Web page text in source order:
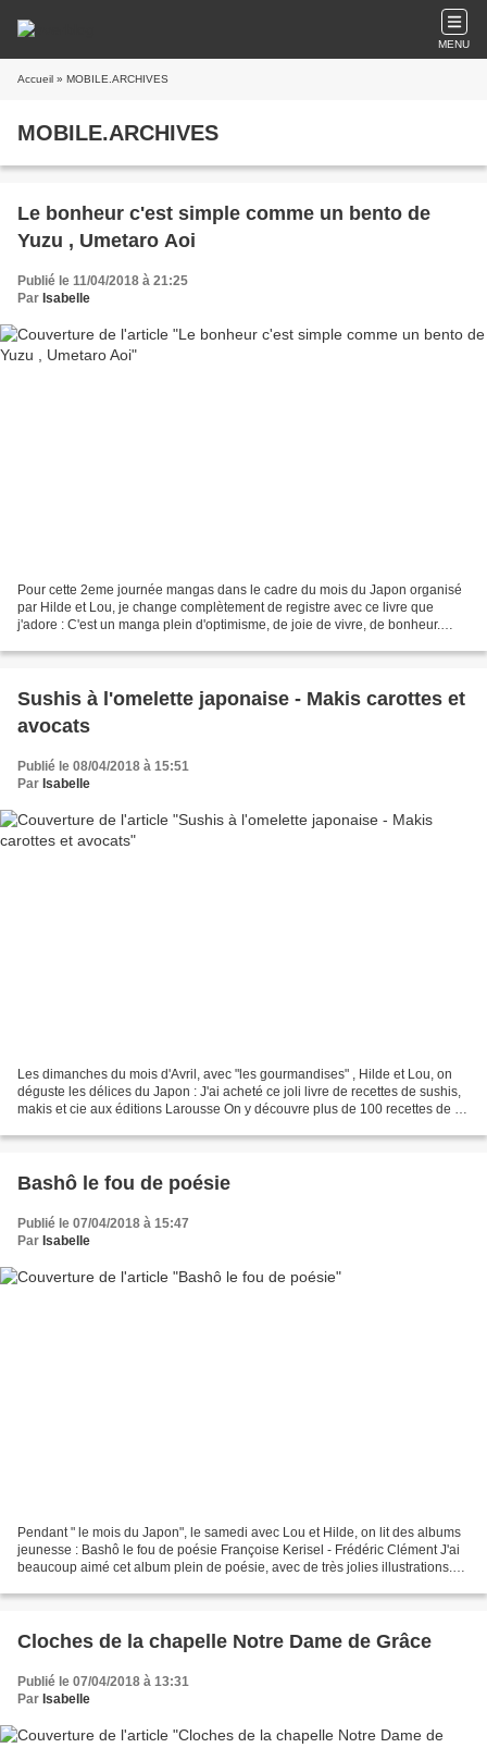
MENU
Accueil » MOBILE.ARCHIVES
MOBILE.ARCHIVES
Le bonheur c'est simple comme un bento de
Yuzu , Umetaro Aoi
Publié le 11/04/2018 à 21:25
Par Isabelle
Pour cette 2eme journée mangas dans le cadre du mois du Japon organisé
par Hilde et Lou, je change complètement de registre avec ce livre que
j'adore : C'est un manga plein d'optimisme, de joie de vivre, de bonheur.
Sushis à l'omelette japonaise - Makis carottes et
avocats
Publié le 08/04/2018 à 15:51
Par Isabelle
Les dimanches du mois d'Avril, avec "les gourmandises" , Hilde et Lou, on
déguste les délices du Japon : J'ai acheté ce joli livre de recettes de sushis,
makis et cie aux éditions Larousse On y découvre plus de 100 recettes de la
Bashô le fou de poésie
Publié le 07/04/2018 à 15:47
Par Isabelle
Pendant " le mois du Japon", le samedi avec Lou et Hilde, on lit des albums
jeunesse : Bashô le fou de poésie Françoise Kerisel - Frédéric Clément J'ai
beaucoup aimé cet album plein de poésie, avec de très jolies illustrations.
Cloches de la chapelle Notre Dame de Grâce
Publié le 07/04/2018 à 13:31
Par Isabelle